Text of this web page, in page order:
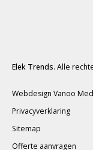
Elek Trends. Alle
Webdesign Vanoo
Privacyverklaring
Sitemap
Offerte aanvragen